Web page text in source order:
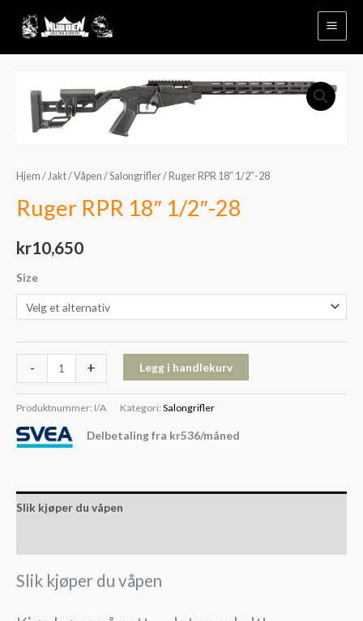
Hjem / Jakt/Våpen /Salongrifler/ Ruger RPR 18″ 1/2″-28
Ruger RPR 18″ 1/2″-28
kr10,650
Size
-
RPR
18"
+ Legg i handlekurv
Produktnummer: I/A Kategori: Salongrifler
Delbetaling fra kr536/måned
Slik kjøper du våpen
Slik kjøper du våpen